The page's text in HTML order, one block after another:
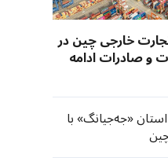
تجارت خارجی چین در
و صادرات ادامه
«جه‌جیانگ» با